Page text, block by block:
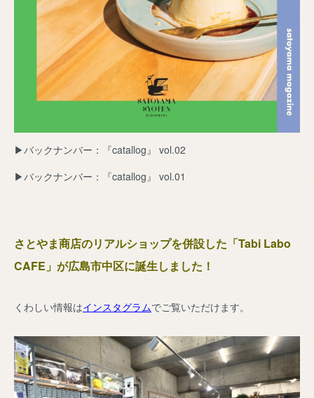
▶︎バックナンバー：『catallog』 vol.02
▶︎バックナンバー：『catallog』 vol.01
さとやま商店のリアルショップを併設した「Tabi Labo
CAFE」が広島市中区に誕生しました！
くわしい情報はインスタグラムでご覧いただけます。